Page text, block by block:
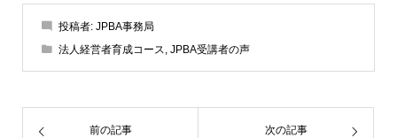
投稿者: JPBA事務局
法人経営者育成コース JPBA受講者の声
前の記事 次の記事